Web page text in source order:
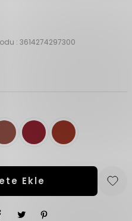
: 3614274297300
Ekle